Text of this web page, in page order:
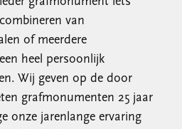
van
of meerdere
heel persoonlijk
Wij geven op de door
grafmonumenten 25 jaar
onze jarenlange ervaring